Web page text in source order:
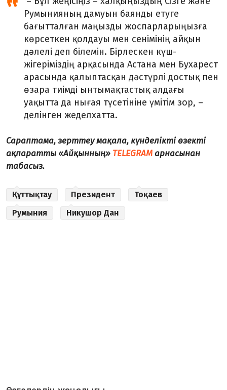
Румынияның дамуын баянды етуге
бағытталған маңызды жоспарларыңызға
көрсеткен қолдауы мен сенімінің айқын
дәлелі деп білемін. Бірлескен күш-
жігеріміздің арқасында Астана мен Бухарест
арасында қалыптасқан дәстүрлі достық пен
өзара тиімді ынтымақтастық алдағы
уақытта да нығая түсетініне үмітім зор, –
делінген жеделхатта.
Сараптама, зерттеу мақала, күнделікті өзекті
ақпаратты «Айқынның» TELEGRAMарнасынан
табасыз.
Құттықтау Президент
Тоқаев
Румыния
Никушор Дан